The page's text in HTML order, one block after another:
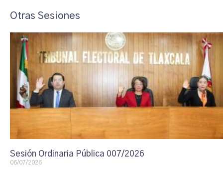
Otras Sesiones
Sesión Ordinaria Pública 007/2026
06/07/2026